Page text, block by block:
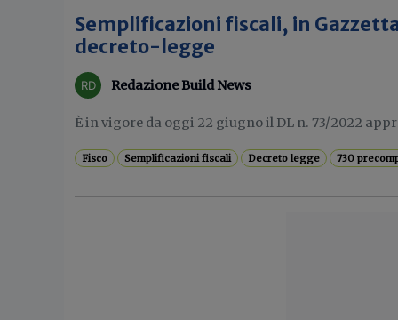
Semplificazioni fiscali, in
decreto-legge
Redazione Build News
È in vigore da oggi 22 giugno il DL n. 73/2022
Fisco Semplificazioni fiscali Decreto legge 730